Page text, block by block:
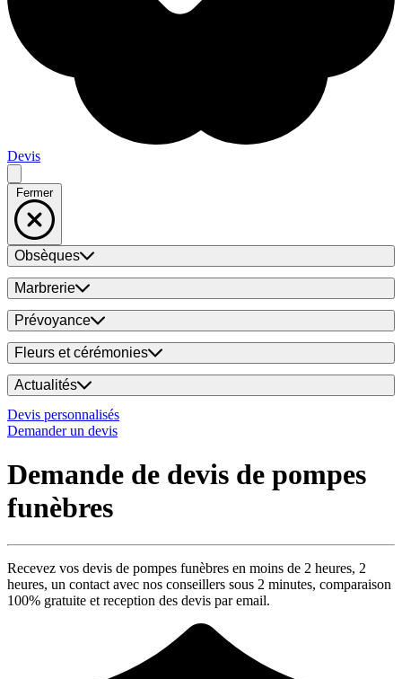
Devis
Fermer
Obsèques
Marbrerie
Prévoyance
Fleurs et cérémonies
Actualités
Devis personnalisés
Demander un devis
Demande de devis de pompes
funèbres
Recevez vos devis de pompes funèbres en moins de 2 heures, 2
heures, un contact avec nos conseillers sous 2 minutes, comparaison
100% gratuite et reception des devis par email.